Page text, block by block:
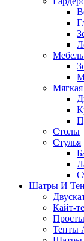
Столы
Стулья
Шатры И
Кайт-
Тенты